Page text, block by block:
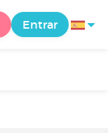
Entrar